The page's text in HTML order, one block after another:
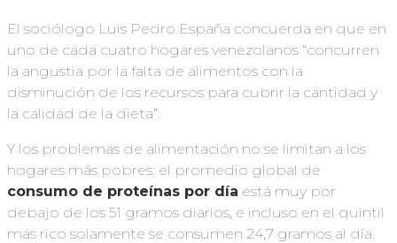
El sociólogo Luis Pedro España concuerda en que en
uno de cada cuatro hogares venezolanos “concurren
la angustia por la falta de alimentos con la
disminución de los recursos para cubrir la cantidad y
la calidad de la dieta”.
Y los problemas de alimentación no se limitan a los
hogares más pobres: el promedio global de
consumo de proteínas por día está muy por
debajo de los 51 gramos diarios, e incluso en el quintil
más rico solamente se consumen 24,7 gramos al día.